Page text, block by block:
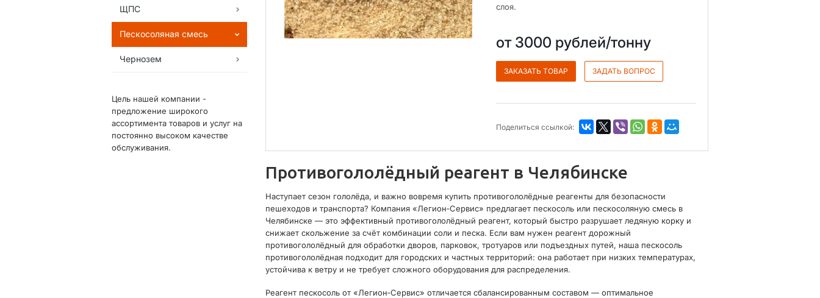
ЩПС
Пескосоляная смесь
Чернозем
Цель нашей компании -
предложение широкого
ассортимента товаров и услуг на
постоянно высоком качестве
обслуживания.
слоя.
от 3000 рублей/тонну
ЗАКАЗАТЬ ТОВАР ЗАДАТЬ ВОПРОС
Поделиться ссылкой:
Противогололёдный реагент в Челябинске
Наступает сезон гололёда, и важно вовремя купить противогололёдные реагенты для безопасности
пешеходов и транспорта? Компания «Легион‑Сервис» предлагает пескосоль или пескосоляную смесь в
Челябинске — это эффективный противогололёдный реагент, который быстро разрушает ледяную корку и
снижает скольжение за счёт комбинации соли и песка. Если вам нужен реагент дорожный
противогололёдный для обработки дворов, парковок, тротуаров или подъездных путей, наша пескосоль
противогололёдная подходит для городских и частных территорий: она работает при низких температурах,
устойчива к ветру и не требует сложного оборудования для распределения.
Реагент пескосоль от «Легион‑Сервис» отличается сбалансированным составом — оптимальное